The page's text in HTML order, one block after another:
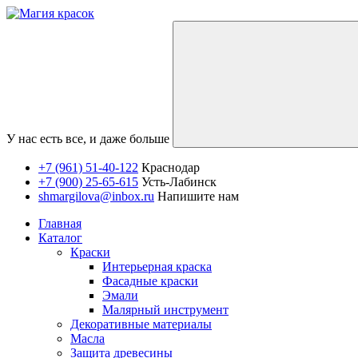
У нас есть все, и даже больше
+7 (961) 51-40-122 Краснодар
+7 (900) 25-65-615 Усть-Лабинск
shmargilova@inbox.ru Напишите нам
Главная
Каталог
Краски
Интерьерная краска
Фасадные краски
Эмали
Малярный инструмент
Декоративные материалы
Масла
Защита древесины